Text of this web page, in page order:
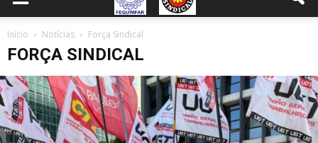
Início Notícias Força Sindical
FORÇA SINDICAL